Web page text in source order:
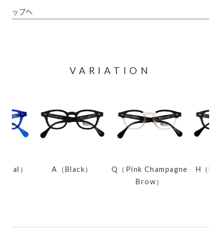
ップへ
VARIATION
） A（Black）
Q（Pink Champagne
Brow）
H（